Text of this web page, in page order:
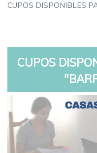
CUPOS DISPONIBLES
CUPOS